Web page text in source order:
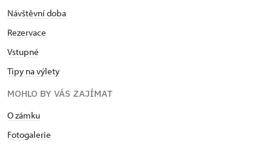
Návštěvní doba
Rezervace
Vstupné
Tipy na výlety
MOHLO BY VÁS ZAJÍMAT
O zámku
Fotogalerie